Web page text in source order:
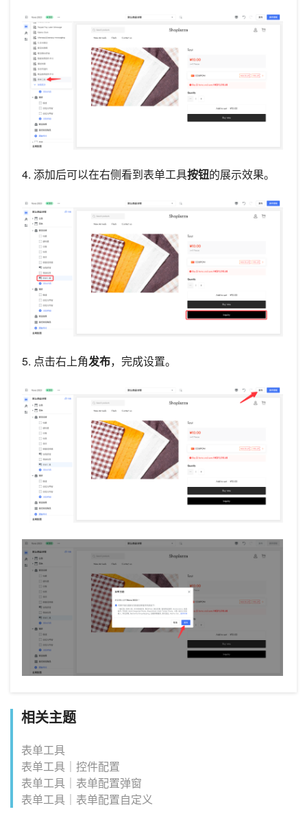
4. 添加后可以在右侧看到表单工具按钮的展示效果。
5. 点击右上角发布，完成设置。
相关主题
表单工具
表单工具｜控件配置
表单工具｜表单配置弹窗
表单工具｜表单配置自定义